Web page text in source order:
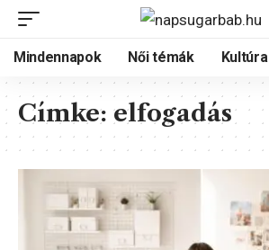
Mindennapok Női témák Kultúra
Címke: elfogadás